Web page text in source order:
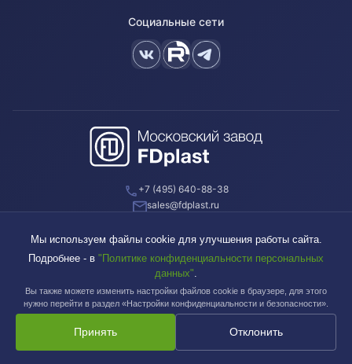
Социальные сети
+7 (495) 640-88-38
sales@fdplast.ru
Московский завод FDplast™ | © 2003-2026
Мы используем файлы cookie для улучшения работы сайта.
Подробнее - в "Политике конфиденциальности персональных
данных".
Вы также можете изменить настройки файлов cookie в браузере, для этого
нужно перейти в раздел «Настройки конфиденциальности и безопасности».
Принять Отклонить